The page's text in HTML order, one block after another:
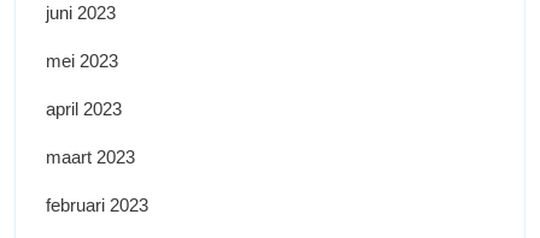
juni 2023
mei 2023
april 2023
maart 2023
februari 2023